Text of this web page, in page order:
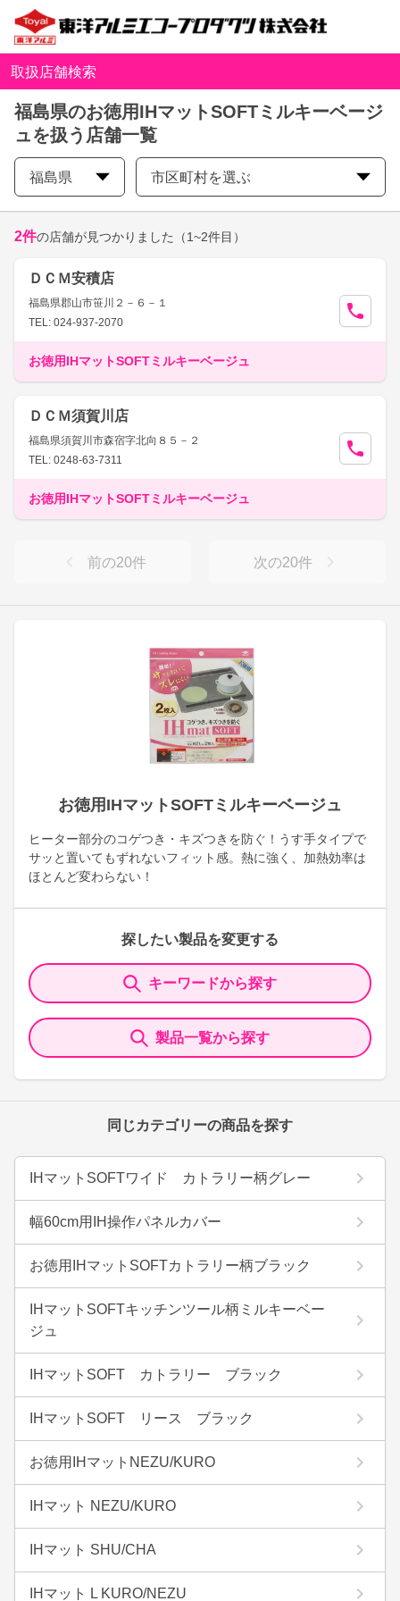
取扱店舗検索
福島県のお徳用IHマットSOFTミルキーベージ
ュを扱う店舗一覧
福島県 市区町村を選ぶ
お徳用IHマットSOFTミルキーベージュ
ヒーター部分のコゲつき・キズつきを防ぐ！うす手タイプで
サッと置いてもずれないフィット感。熱に強く、加熱効率は
ほとんど変わらない！
探したい製品を変更する
キーワードから探す
製品一覧から探す
同じカテゴリーの商品を探す
IHマットSOFTワイド カトラリー柄グレー
幅60cm用IH操作パネルカバー
お徳用IHマットSOFTカトラリー柄ブラック
IHマットSOFTキッチンツール柄ミルキーベー
ジュ
IHマットSOFT カトラリー ブラック
IHマットSOFT リース ブラック
お徳用IHマットNEZU/KURO
IHマット NEZU/KURO
IHマット SHU/CHA
IHマット L KURO/NEZU
2件の店舗が見つかりました （1~2件目）
ＤＣＭ安積店
福島県郡山市笹川２－６－１
TEL: 024-937-2070
お徳用IHマットSOFTミルキーベージュ
ＤＣＭ須賀川店
福島県須賀川市森宿字北向８５－２
TEL: 0248-63-7311
お徳用IHマットSOFTミルキーベージュ
前の20件 次の20件